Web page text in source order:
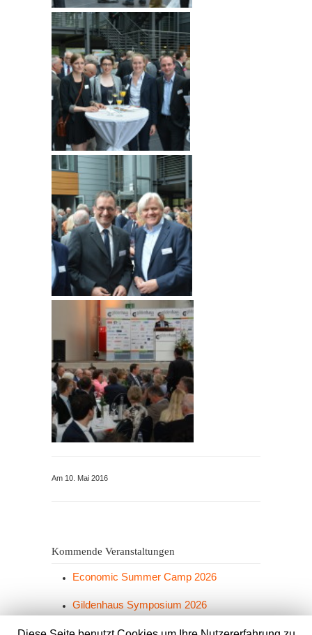
Am 10. Mai 2016
Kommende Veranstaltungen
Economic Summer Camp 2026
Gildenhaus Symposium 2026
Grünkohlesen 2026